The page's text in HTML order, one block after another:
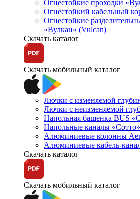
Огнестойкие проходки
Огнестойкий кабельный
Огнестойкие
«Вулкан» (Vulcan)
Скачать каталог
Скачать мобильный каталог
Лючки с изменяемой
Лючки с неизменяемой
Напольная башенка BUS
Напольные каналы
Алюминиевые колонны
Алюминиевые кабель-
Скачать каталог
Скачать мобильный каталог